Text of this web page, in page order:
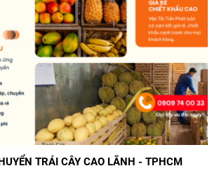
HÀNG ĐÔNG LẠNH GIÁ RẺ GIAO